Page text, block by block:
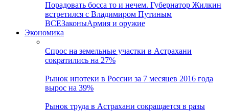
Порадовать босса то и нечем. Губернатор Жилкин
встретился с Владимиром Путиным
ВСЕЗаконыАрмия и оружие
Экономика
Спрос на земельные участки в Астрахани
сократились на 27%
Рынок ипотеки в России за 7 месяцев 2016 года
вырос на 39%
Рынок труда в Астрахани сокращается в разы